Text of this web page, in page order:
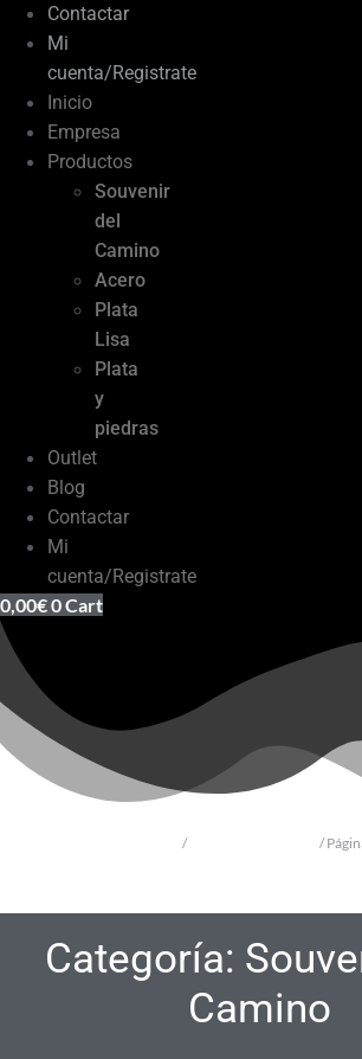
Contactar
Mi
cuenta/Registrate
Inicio
Empresa
Productos
Souvenir
del
Camino
Acero
Plata
Lisa
Plata
y
piedras
Outlet
Blog
Contactar
Mi
cuenta/Registrate
0,00€0Cart
/ /
Categoría:
Camino